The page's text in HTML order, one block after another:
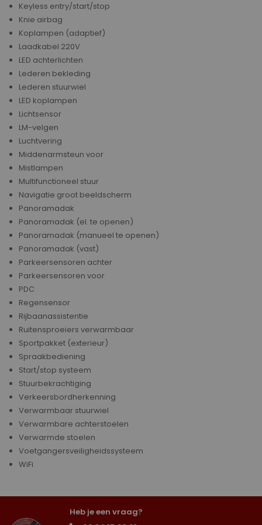
Keyless entry/start/stop
Knie airbag
Koplampen (adaptief)
Laadkabel 220V
LED achterlichten
Lederen bekleding
Lederen stuurwiel
LED koplampen
Lichtsensor
LM-velgen
Luchtvering
Middenarmsteun voor
Mistlampen
Multifunctioneel stuur
Navigatie groot beeldscherm
Panoramadak
Panoramadak (el. te openen)
Panoramadak (manueel te openen)
Panoramadak (vast)
Parkeersensoren achter
Parkeersensoren voor
PDC
Regensensor
Rijbaanassistentie
Ruitensproeiers verwarmbaar
Sportpakket (exterieur)
Spraakbediening
Start/stop systeem
Stuurbekrachtiging
Verkeersbordherkenning
Verwarmbaar stuurwiel
Verwarmbare achterstoelen
Verwarmde stoelen
Voetgangersveiligheidssysteem
WiFi
Heb je een vraag?